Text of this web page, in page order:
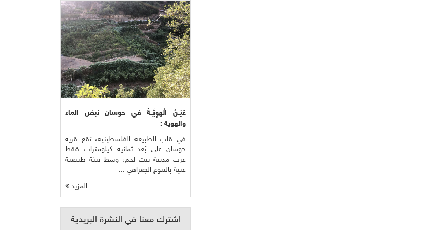
عَيْــنُ الْهوِيَّــةُ في حوسان نبض الماء
والهوية :
في قلب الطبيعة الفلسطينية، تقع قرية
حوسان على بُعد ثمانية كيلومترات فقط
غرب مدينة بيت لحم، وسط بيئة طبيعية
غنية بالتنوع الجغرافي ...
المزيد
اشترك معنا في النشرة البريدية